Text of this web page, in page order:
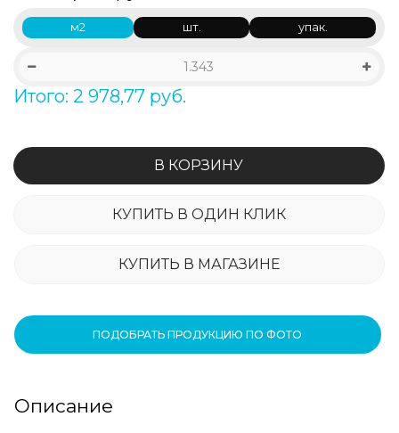
м2 шт. упак.
Итого: 2 978,77 руб.
В КОРЗИНУ
КУПИТЬ В ОДИН КЛИК
КУПИТЬ В МАГАЗИНЕ
ПОДОБРАТЬ ПРОДУКЦИЮ ПО ФОТО
Описание